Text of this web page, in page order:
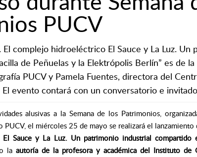
PUCV
El complejo hidroeléctrico El Sauce y La Luz.
de Peñuelas y la Elektrópolis Berlín” es de
PUCV y Pamela Fuentes, directora del
evento contará con un conversatorio e
alusivas a la Semana de los Patrimonios,
el miércoles 25 de mayo se realizará el lanzamiento
Sauce y La Luz. Un patrimonio industrial compartido
laautoría de la profesora y académica del Instituto de